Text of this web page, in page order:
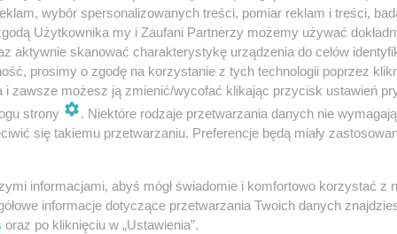
to kolejna kwestia, która nie pozwala na
wiarygodności całego procesu liczenia
danych wprowadzanych do systemu
według prokuratury były po prostu nieprawdziwe.
ale i odpowiedzialność osób zaangażowanych w
wybór spersonalizowanych treści, pomiar reklam i treści,
Użytkownika my i Zaufani Partnerzy możemy używać
aktywnie skanować charakterystykę urządzenia do celów
prosimy o zgodę na korzystanie z tych technologii poprzez
i zawsze możesz ją zmienić/wycofać klikając przycisk ustawień
strony
. Niektóre rodzaje przetwarzania danych nie
się takiemu przetwarzaniu. Preferencje będą miały
informacjami, abyś mógł świadomie i komfortowo korzystać z
informacje dotyczące przetwarzania Twoich danych
oraz po kliknięciu w „Ustawienia”.